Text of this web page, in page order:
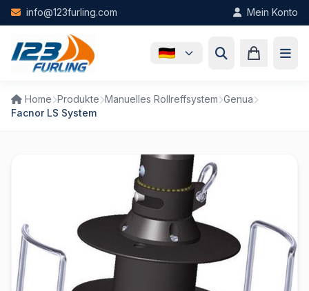
Skip to main content
info@123furling.com Mein Konto
Home Produkte Manuelles Rollreffsystem Genua
Facnor LS System